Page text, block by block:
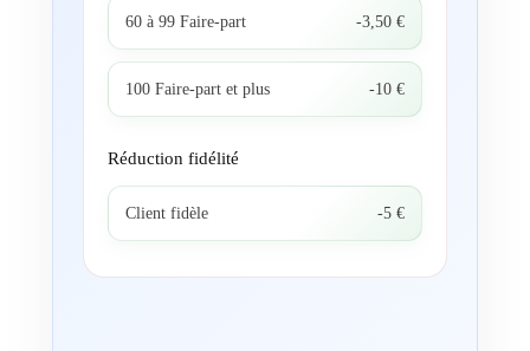
60 à 99 Faire-part -3,50 €
100 Faire-part et plus -10 €
Réduction fidélité
Client fidèle -5 €